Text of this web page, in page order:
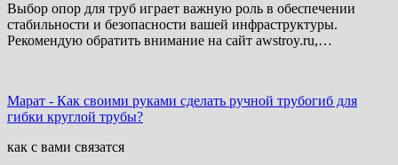
Выбор опор для труб играет важную роль в обеспечении
стабильности и безопасности вашей инфраструктуры.
Рекомендую обратить внимание на сайт awstroy.ru,…
Марат - Как своими руками сделать ручной трубогиб для
гибки круглой трубы?
как с вами связатся